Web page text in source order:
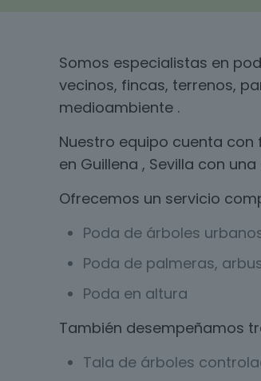
Somos especialistas en
vecinos, fincas, terrenos,
medioambiente .
Nuestro equipo cuenta
en Guillena , Sevilla con
Ofrecemos un servicio
Poda de árboles
Poda de palmeras,
Poda en altura
También desempeñamos
Tala de árboles